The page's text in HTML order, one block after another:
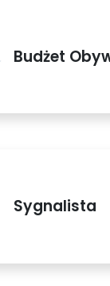
Budżet
Sygnalista